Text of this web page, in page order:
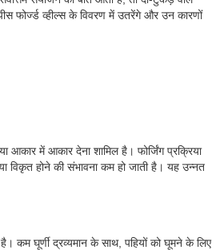
फोर्ज्ड व्हील्स के विवरण में उतरेंगे और उन कारणों
आकार में आकार देना शामिल है। फोर्जिंग प्रक्रिया
विकृत होने की संभावना कम हो जाती है। यह उन्नत
कम घूर्णी द्रव्यमान के साथ, पहियों को घूमने के लिए